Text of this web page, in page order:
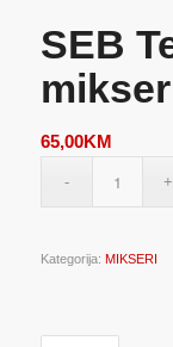
SEB
mikser
65,00KM
Kategorija: MIKSERI